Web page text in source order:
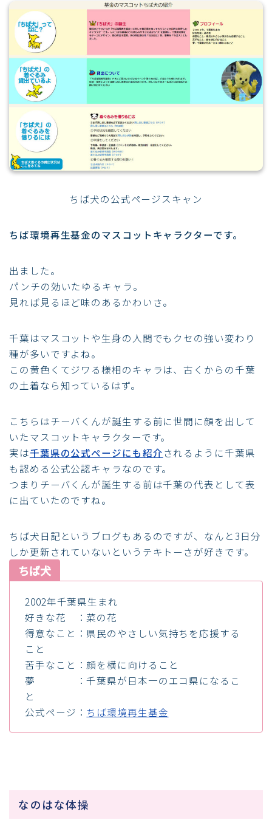
ちば犬の公式ページスキャン
ちば環境再生基金のマスコットキャラクターです。
出ました。
パンチの効いたゆるキャラ。
見れば見るほど味のあるかわいさ。
千葉はマスコットや生身の人間でもクセの強い変わり
種が多いですよね。
この黄色くてジワる様相のキャラは、古くからの千葉
の土着なら知っているはず。
こちらはチーバくんが誕生する前に世間に顔を出して
いたマスコットキャラクターです。
実は千葉県の公式ページにも紹介されるように千葉県
も認める公式公認キャラなのです。
つまりチーバくんが誕生する前は千葉の代表として表
に出ていたのですね。
ちば犬日記というブログもあるのですが、なんと3日分
しか更新されていないというテキトーさが好きです。
ちば犬
2002年千葉県生まれ
好きな花 ：菜の花
得意なこと：県民のやさしい気持ちを応援する
こと
苦手なこと：顔を横に向けること
夢 ：千葉県が日本一のエコ県になるこ
と
公式ページ： ちば環境再生基金
なのはな体操